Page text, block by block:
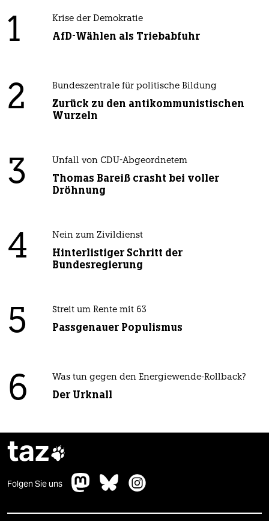
1 Krise der Demokratie
AfD-Wählen als Triebabfuhr
2 Bundeszentrale für politische Bildung
Zurück zu den antikommunistischen
Wurzeln
3 Unfall von CDU-Abgeordnetem
Thomas Bareiß crasht bei voller
Dröhnung
4 Nein zum Zivildienst
Hinterlistiger Schritt der
Bundesregierung
5 Streit um Rente mit 63
Passgenauer Populismus
6 Was tun gegen den Energiewende-Rollback?
Der Urknall
taz
Folgen Sie uns